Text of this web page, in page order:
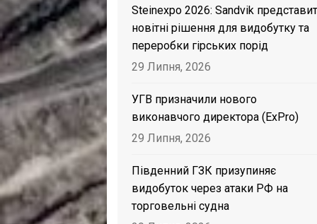
Steinexpo 2026: Sandvik
новітні рішення для видобутку та
переробки гірських порід
29 Липня, 2026
УГВ призначили нового
виконавчого директора (ExPro)
29 Липня, 2026
Південний ГЗК призупиняє
видобуток через атаки РФ на
торговельні судна